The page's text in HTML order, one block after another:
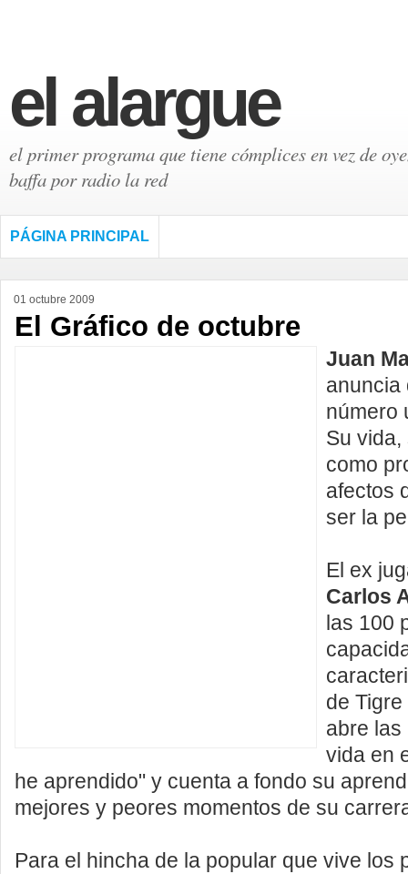
el alargue
el primer programa que tiene cómplices en vez de
baffa por radio la red
PÁGINA PRINCIPAL
01 octubre 2009
El Gráfico de octubre
Juan
anuncia
número
Su
como
afectos
ser la
El ex
Carlos
las 100
de Tigre
abre las
vida en
he aprendido" y cuenta a fondo su
mejores y peores momentos de su
Para el hincha de la popular que vive los